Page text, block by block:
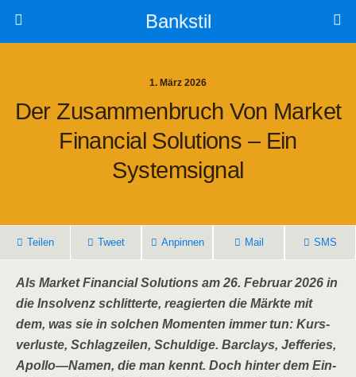
Bankstil
1. März 2026
Der Zusam­men­bruch Von Mar­ket
Finan­cial Solu­ti­ons – Ein
Systemsignal
Tei­len Tweet Anpin­nen Mail SMS
Als Mar­ket Finan­cial Solu­ti­ons am 26. Febru­ar 2026 in
die Insol­venz schlit­ter­te, reagier­ten die Märk­te mit
dem, was sie in sol­chen Momen­ten immer tun: Kurs­
ver­lus­te, Schlag­zei­len, Schul­di­ge. Bar­clays, Jef­fe­ries,
Apollo—Namen, die man kennt. Doch hin­ter dem Ein­